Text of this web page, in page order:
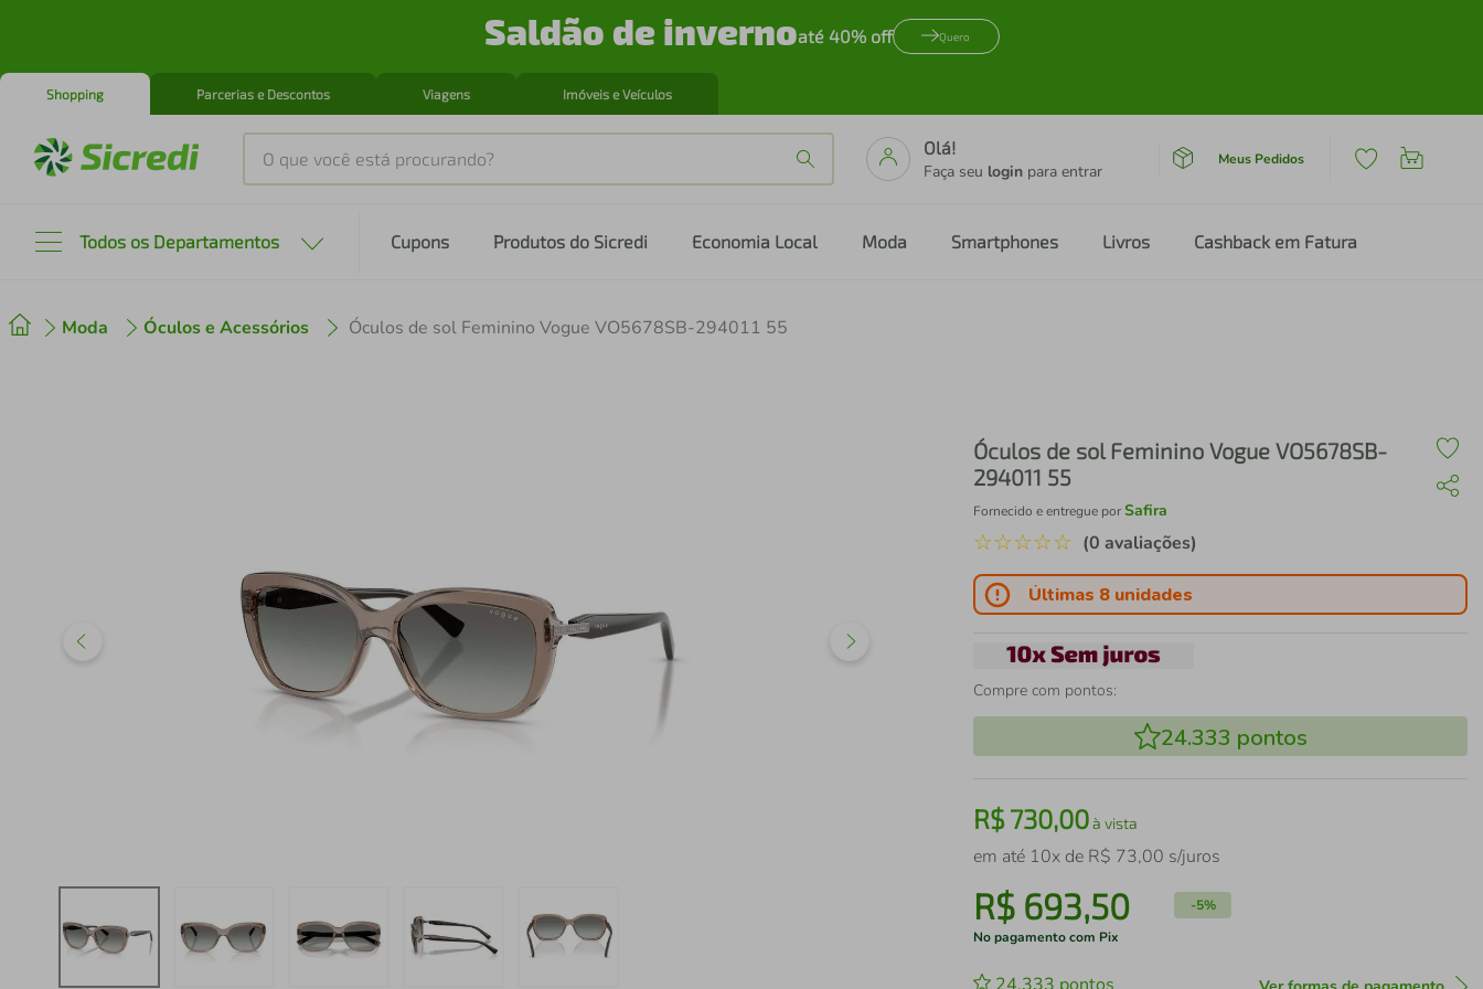
Saldão de invernoaté 40% off Quero
Shopping Parcerias e Descontos Viagens Imóveis e Veículos
O que você está procurando?
Olá!
Faça seu login para entrar
Meus Pedidos
Todos os Departamentos Cupons Produtos do Sicredi Economia Local Moda Smartphones Livros Cashback em Fatura
Moda Óculos e Acessórios Óculos de sol Feminino Vogue VO5678SB-294011 55
Óculos de sol Feminino Vogue VO5678SB-
294011 55
Fornecido e entregue porSafira
☆☆☆☆☆ (0 avaliações)
Últimas 8 unidades
Compre com pontos:
24.333 pontos
R$730,00à vista
em até 10x de R$ 73,00 s/juros
R$ 693,50 -5%
No pagamento com Pix
2º cafeteira